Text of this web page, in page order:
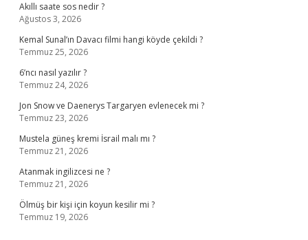
Akıllı saate sos nedir ?
Ağustos 3, 2026
Kemal Sunal’ın Davacı filmi hangi köyde çekildi ?
Temmuz 25, 2026
6’ncı nasıl yazılır ?
Temmuz 24, 2026
Jon Snow ve Daenerys Targaryen evlenecek mi ?
Temmuz 23, 2026
Mustela güneş kremi İsrail malı mı ?
Temmuz 21, 2026
Atanmak ingilizcesi ne ?
Temmuz 21, 2026
Ölmüş bir kişi için koyun kesilir mi ?
Temmuz 19, 2026